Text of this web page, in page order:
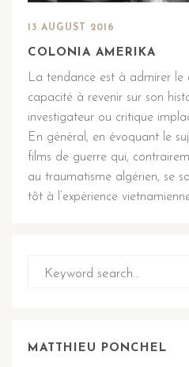
13 AUGUST 2016
COLONIA AMERIKA
La tendance est à admirer le
capacité à revenir sur son
investigateur ou critique
En général, en évoquant le
films de guerre qui,
au traumatisme algérien, se
tôt à l’expérience
MATTHIEU PONCHEL